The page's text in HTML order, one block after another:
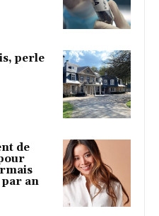
perle
de
an